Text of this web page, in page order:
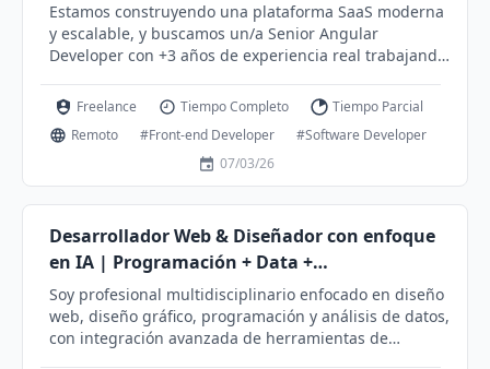
Estamos construyendo una plataforma SaaS moderna
y escalable, y buscamos un/a Senior Angular
Developer con +3 años de experiencia real trabajando
experiencia con Tailwind CSS. Queremos sumar a
alguien a quien le apasione programar, que disfrute
los retos técnicos, y que tenga muchas ganas de
superarse y crecer profesionalmente. Lo que harás
Desarrollar y mantener funcionalidades en Angular
para una plataforma SaaS. Construir interfaces
modernas y consistentes usando Tailwind CSS.
Colaborar con producto/diseño para aterrizar
requerimientos y mejorar UX. Proponer mejoras
técnicas, refactorizaciones y buenas prácticas
(calidad, performance, mantenibilidad). Requisitos +3
años de experiencia profesional con Angular. Dominio
Freelance Tiempo Completo
Tiempo Parcial
Remoto
#Front-end Developer
#Software Developer
07/03/26
Desarrollador Web & Diseñador con enfoque
en IA | Programación + Data +
Automatización
Soy profesional multidisciplinario enfocado en diseño
web, diseño gráfico, programación y análisis de datos,
con integración avanzada de herramientas de